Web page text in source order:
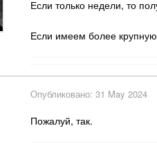
Если только недели, то
Если имеем более крупную
Опубликовано: 31 May 2024
Пожалуй, так.